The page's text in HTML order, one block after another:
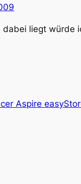
dabei liegt würde
Aspire